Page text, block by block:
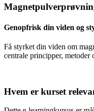
Genopfrisk din viden og
Få styrket din viden om
centrale principper, metoder
Hvem er kurset